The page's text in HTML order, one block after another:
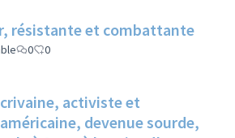
résistante et combattante
0 0
activiste et
devenue sourde,